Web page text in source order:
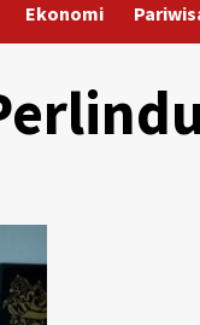
Ekonomi